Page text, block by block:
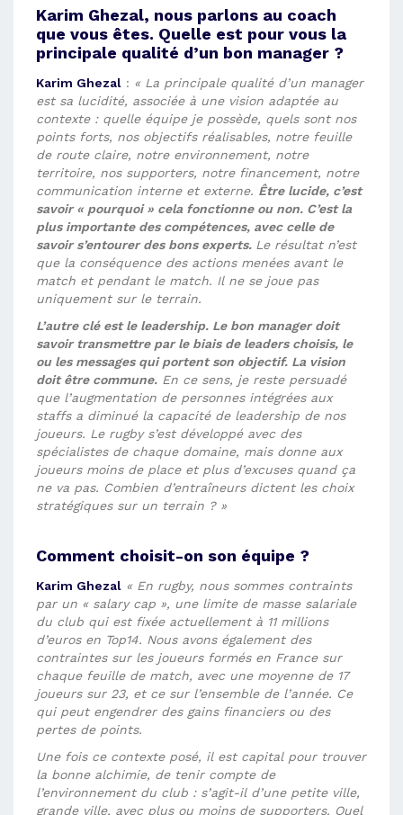
Karim Ghezal, nous parlons au coach
que vous êtes. Quelle est pour vous la
principale qualité d’un bon manager ?
Karim Ghezal : « La principale qualité d’un manager
est sa lucidité, associée à une vision adaptée au
contexte : quelle équipe je possède, quels sont nos
points forts, nos objectifs réalisables, notre feuille
de route claire, notre environnement, notre
territoire, nos supporters, notre financement, notre
communication interne et externe. Être lucide, c’est
savoir « pourquoi » cela fonctionne ou non. C’est la
plus importante des compétences, avec celle de
savoir s’entourer des bons experts. Le résultat n’est
que la conséquence des actions menées avant le
match et pendant le match. Il ne se joue pas
uniquement sur le terrain.
L’autre clé est le leadership. Le bon manager doit
savoir transmettre par le biais de leaders choisis, le
ou les messages qui portent son objectif. La vision
doit être commune. En ce sens, je reste persuadé
que l’augmentation de personnes intégrées aux
staffs a diminué la capacité de leadership de nos
joueurs. Le rugby s’est développé avec des
spécialistes de chaque domaine, mais donne aux
joueurs moins de place et plus d’excuses quand ça
ne va pas. Combien d’entraîneurs dictent les choix
stratégiques sur un terrain ? »
Comment choisit-on son équipe ?
Karim Ghezal « En rugby, nous sommes contraints
par un « salary cap », une limite de masse salariale
du club qui est fixée actuellement à 11 millions
d’euros en Top14. Nous avons également des
contraintes sur les joueurs formés en France sur
chaque feuille de match, avec une moyenne de 17
joueurs sur 23, et ce sur l’ensemble de l’année. Ce
qui peut engendrer des gains financiers ou des
pertes de points.
Une fois ce contexte posé, il est capital pour trouver
la bonne alchimie, de tenir compte de
l’environnement du club : s’agit-il d’une petite ville,
grande ville, avec plus ou moins de supporters. Quel